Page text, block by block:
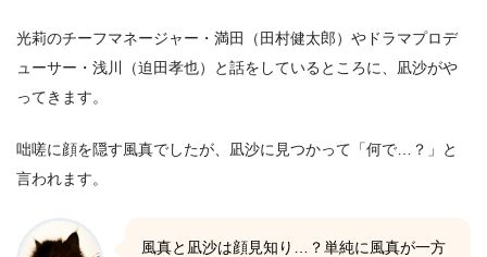
光莉のチーフマネージャー・満田（田村健太郎）やドラマプロデ
ューサー・浅川（迫田孝也）と話をしているところに、凪沙がや
ってきます。
咄嗟に顔を隠す風真でしたが、凪沙に見つかって「何で…？」と
言われます。
風真と凪沙は顔見知り…？単純に風真が一方